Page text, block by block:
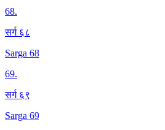
68.
सर्ग ६८
Sarga 68
69.
सर्ग ६९
Sarga 69